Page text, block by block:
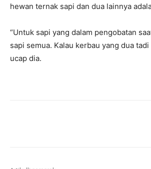
hewan ternak sapi dan dua lainnya
“Untuk sapi yang dalam pengobatan
sapi semua. Kalau kerbau yang dua tadi
ucap dia.